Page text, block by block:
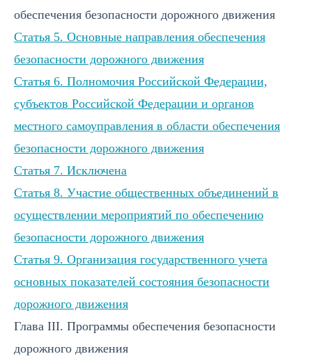
обеспечения безопасности дорожного движения
Статья 5. Основные направления обеспечения
безопасности дорожного движения
Статья 6. Полномочия Российской Федерации,
субъектов Российской Федерации и органов
местного самоуправления в области обеспечения
безопасности дорожного движения
Статья 7. Исключена
Статья 8. Участие общественных объединений в
осуществлении мероприятий по обеспечению
безопасности дорожного движения
Статья 9. Организация государственного учета
основных показателей состояния безопасности
дорожного движения
Глава III. Программы обеспечения безопасности
дорожного движения